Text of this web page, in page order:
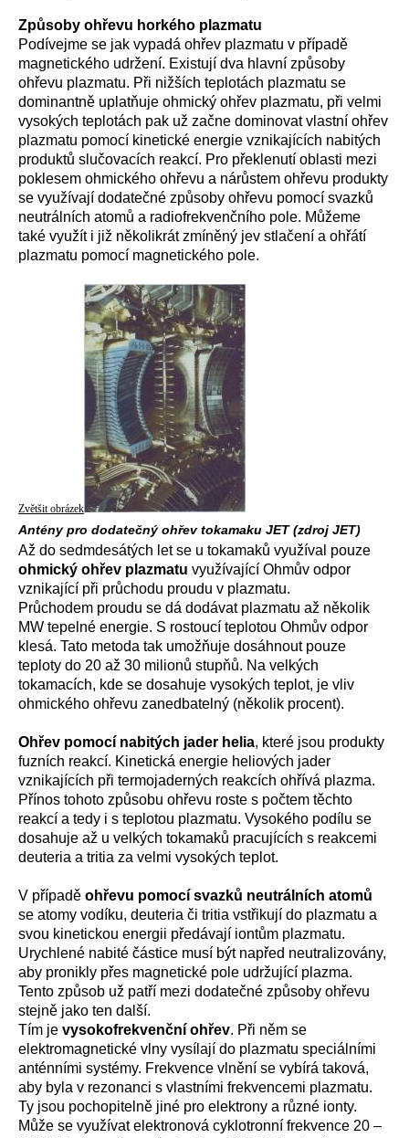
Způsoby ohřevu horkého plazmatu
Podívejme se jak vypadá ohřev plazmatu v případě
magnetického udržení. Existují dva hlavní způsoby
ohřevu plazmatu. Při nižších teplotách plazmatu se
dominantně uplatňuje ohmický ohřev plazmatu, při velmi
vysokých teplotách pak už začne dominovat vlastní ohřev
plazmatu pomocí kinetické energie vznikajících nabitých
produktů slučovacích reakcí. Pro překlenutí oblasti mezi
poklesem ohmického ohřevu a nárůstem ohřevu produkty
se využívají dodatečné způsoby ohřevu pomocí svazků
neutrálních atomů a radiofrekvenčního pole. Můžeme
také využít i již několikrát zmíněný jev stlačení a ohřátí
plazmatu pomocí magnetického pole.
Zvětšit obrázek
Antény pro dodatečný ohřev tokamaku JET (zdroj JET)
Až do sedmdesátých let se u tokamaků využíval pouze
ohmický ohřev plazmatu využívající Ohmův odpor
vznikající při průchodu proudu v plazmatu.
Průchodem proudu se dá dodávat plazmatu až několik
MW tepelné energie. S rostoucí teplotou Ohmův odpor
klesá. Tato metoda tak umožňuje dosáhnout pouze
teploty do 20 až 30 milionů stupňů. Na velkých
tokamacích, kde se dosahuje vysokých teplot, je vliv
ohmického ohřevu zanedbatelný (několik procent).
Ohřev pomocí nabitých jader helia, které jsou produkty
fuzních reakcí. Kinetická energie heliových jader
vznikajících při termojaderných reakcích ohřívá plazma.
Přínos tohoto způsobu ohřevu roste s počtem těchto
reakcí a tedy i s teplotou plazmatu. Vysokého podílu se
dosahuje až u velkých tokamaků pracujících s reakcemi
deuteria a tritia za velmi vysokých teplot.
V případě ohřevu pomocí svazků neutrálních atomů
se atomy vodíku, deuteria či tritia vstřikují do plazmatu a
svou kinetickou energii předávají iontům plazmatu.
Urychlené nabité částice musí být napřed neutralizovány,
aby pronikly přes magnetické pole udržující plazma.
Tento způsob už patří mezi dodatečné způsoby ohřevu
stejně jako ten další.
Tím je vysokofrekvenční ohřev. Při něm se
elektromagnetické vlny vysílají do plazmatu speciálními
anténními systémy. Frekvence vlnění se vybírá taková,
aby byla v rezonanci s vlastními frekvencemi plazmatu.
Ty jsou pochopitelně jiné pro elektrony a různé ionty.
Může se využívat elektronová cyklotronní frekvence 20 –